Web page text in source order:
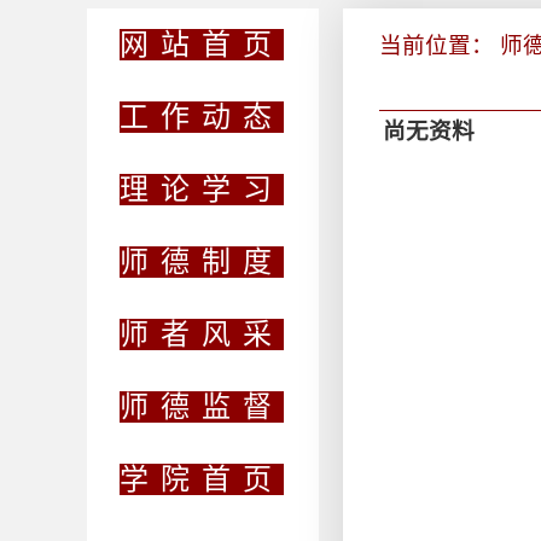
网站首页
工作动态
理论学习
师德制度
师者风采
师德监督
学院首页
当前位置： 师
尚无资料